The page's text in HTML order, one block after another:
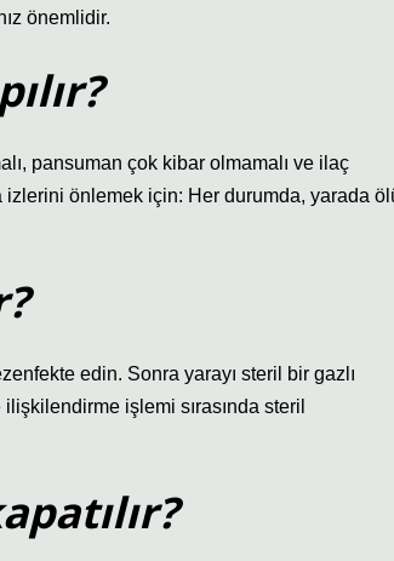
önemlidir.
pansuman çok kibar olmamalı ve ilaç
izlerini önlemek için: Her durumda, yarada
edin. Sonra yarayı steril bir gazlı
işlemi sırasında steril